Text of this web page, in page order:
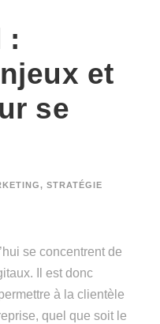
:
et
se
, STRATÉGIE
se concentrent de
Il est donc
à la clientèle
quel que soit le